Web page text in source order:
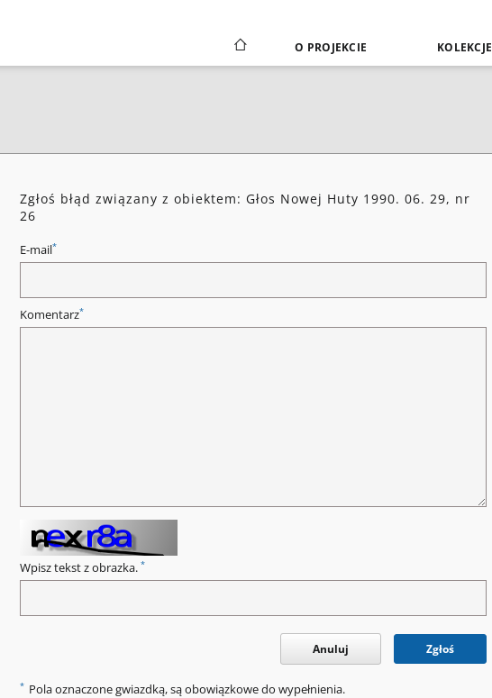
O PROJEKCIE KOLEKCJE
Zgłoś błąd związany z obiektem: Głos Nowej Huty 1990. 06. 29, nr
26
E-mail*
Komentarz*
Wpisz tekst z obrazka. *
Anuluj Zgłoś
* Pola oznaczone gwiazdką, są obowiązkowe do wypełnienia.